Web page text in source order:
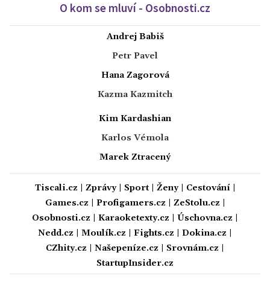
O kom se mluví - Osobnosti.cz
Andrej Babiš
Petr Pavel
Hana Zagorová
Kazma Kazmitch
Kim Kardashian
Karlos Vémola
Marek Ztracený
Tiscali.cz Zprávy| Sport| Ženy| Cestování|
Games.cz
Profigamers.cz ZeStolu.cz
Osobnosti.cz
Karaoketexty.cz Úschovna.cz
Nedd.cz
Moulík.cz Fights.cz Dokina.cz
CZhity.cz
Našepeníze.cz Srovnám.cz
StartupInsider.cz